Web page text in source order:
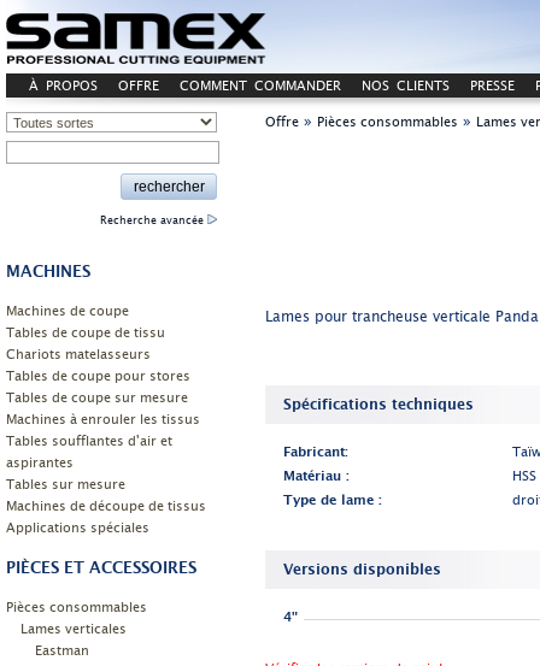
À PROPOS OFFRE COMMENT COMMANDER NOS CLIENTS PRESSE
Recherche avancée
MACHINES
Machines de coupe
Tables de coupe de tissu
Chariots matelasseurs
Tables de coupe pour stores
Tables de coupe sur mesure
Machines à enrouler les tissus
Tables soufflantes d'air et
aspirantes
Tables sur mesure
Machines de découpe de tissus
Applications spéciales
PIÈCES ET ACCESSOIRES
Pièces consommables
Lames verticales
Eastman
Offre » Pièces consommables » Lames
Lames pour trancheuse verticale
Spécifications techniques
Fabricant:
Matériau :
HSS
Type de lame :
Versions disponibles
4"